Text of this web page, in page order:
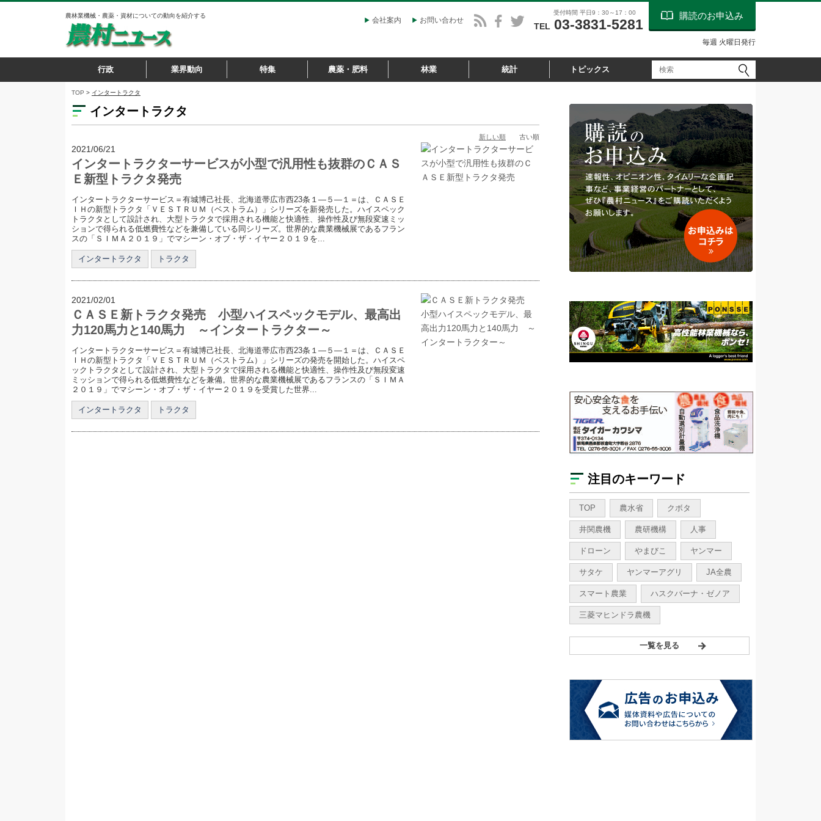
農林業機械・農薬・資材についての動向を紹介する
会社案内 お問い合わせ
受付時間 平日9：30～17：00
TEL 03-3831-5281
購読のお申込み
毎週 火曜日発行
行政 業界動向 特集 農薬・肥料 林業 統計 トピックス
TOP > インタートラクタ
インタートラクタ
新しい順 古い順
2021/06/21
インタートラクターサービスが小型で汎用性も抜群のＣＡＳ
Ｅ新型トラクタ発売
インタートラクターサービス＝有城博己社長、北海道帯広市西23条１―５―１＝は、ＣＡＳＥ
ＩＨの新型トラクタ「ＶＥＳＴＲＵＭ（ベストラム）」シリーズを新発売した。ハイスペック
トラクタとして設計され、大型トラクタで採用される機能と快適性、操作性及び無段変速ミッ
ションで得られる低燃費性などを兼備している同シリーズ。世界的な農業機械展であるフラン
スの「ＳＩＭＡ２０１９」でマシーン・オブ・ザ・イヤー２０１９を...
インタートラクタ トラクタ
2021/02/01
ＣＡＳＥ新トラクタ発売 小型ハイスペックモデル、最高出
力120馬力と140馬力 ～インタートラクター～
インタートラクターサービス＝有城博己社長、北海道帯広市西23条１―５―１＝は、ＣＡＳＥ
ＩＨの新型トラクタ「ＶＥＳＴＲＵＭ（ベストラム）」シリーズの発売を開始した。ハイスペ
ックトラクタとして設計され、大型トラクタで採用される機能と快適性、操作性及び無段変速
ミッションで得られる低燃費性などを兼備。世界的な農業機械展であるフランスの「ＳＩＭＡ
２０１９」でマシーン・オブ・ザ・イヤー２０１９を受賞した世界...
インタートラクタ トラクタ
注目のキーワード
TOP 農水省 クボタ
井関農機 農研機構 人事
ドローン やまびこ ヤンマー
サタケ ヤンマーアグリ JA全農
スマート農業 ハスクバーナ・ゼノア
三菱マヒンドラ農機
一覧を見る